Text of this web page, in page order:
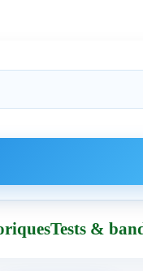
Tests &